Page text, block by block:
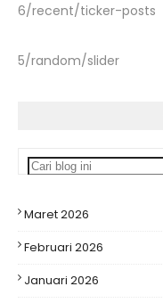
6/recent/ticker-posts
5/random/slider
Maret 2026
Februari 2026
Januari 2026